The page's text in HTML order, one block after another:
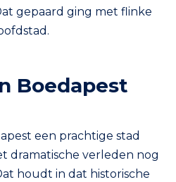
gepaard ging met flinke
Boedapest
een prachtige stad
dramatische verleden nog
houdt in dat historische